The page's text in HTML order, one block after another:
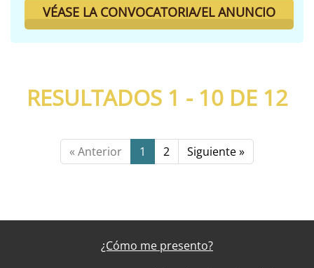
VÉASE LA CONVOCATORIA/EL ANUNCIO
RESULTADOS 1 - 10 DE 12
« Anterior 1 2 Siguiente »
¿Cómo me presento?